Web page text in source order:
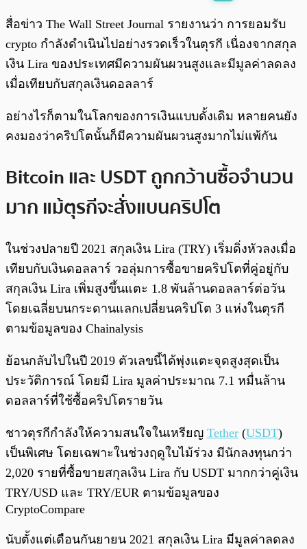
0:00
สื่อข่าว The Wall Street Journal รายงานว่า การยอมรับ
crypto กำลังดำเนินไปอย่างรวดเร็วในตุรกี เนื่องจากสกุล
เงิน Lira ของประเทศมีความผันผวนสูงและมีมูลค่าลดลง
เมื่อเทียบกับสกุลเงินดอลลาร์
อย่างไรก็ตามในโลกของการเงินแบบดั้งเดิม หลายคนยัง
คงมองว่าคริปโตนั้นก็มีความผันผวนสูงมากไม่แพ้กัน
Bitcoin และ USDT ถูกกว้านซื้อจำนวน
มาก แม้ตุรกีจะสั่งแบนคริปโต
ในช่วงปลายปี 2021 สกุลเงิน Lira (TRY) เริ่มดิ่งหัวลงเมื่อ
เทียบกับเงินดอลลาร์ วอลุ่มการซื้อขายคริปโตที่คู่อยู่กับ
สกุลเงิน Lira เพิ่มสูงขึ้นแตะ 1.8 พันล้านดอลลาร์ต่อวัน
โดยเฉลี่ยบนกระดานแลกเปลี่ยนคริปโต 3 แห่งในตุรกี
ตามข้อมูลของ Chainalysis
ย้อนกลับไปในปี 2019 ตัวเลขนี้ได้พุ่งแตะจุดสูงสุดเป็น
ประวัติการณ์ โดยมี Lira มูลค่าประมาณ 7.1 หมื่นล้าน
ดอลลาร์ที่ใช้ซื้อคริปโตรายวัน
ชาวตุรกีกำลังให้ความสนใจในเหรียญ Tether (USDT)
เป็นพิเศษ โดยเฉพาะในช่วงฤดูใบไม้ร่วง มีนักลงทุนกว่า
2,020 รายที่ซื้อขายสกุลเงิน Lira กับ USDT มากกว่าคู่เงิน
TRY/USD และ TRY/EUR ตามข้อมูลของ
CryptoCompare
นับตั้งแต่เดือนกันยายน 2021 สกุลเงิน Lira มีมูลค่าลดลง